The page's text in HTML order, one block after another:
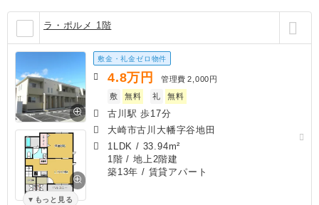
ラ・ポルメ 1階
もっと見る
敷金・礼金ゼロ物件
4.8万円 管理費 2,000円
敷
無料 礼 無料
古川駅 歩17分
大崎市古川大幡字谷地田
1LDK / 33.94m²
1階 / 地上2階建
築13年 / 賃貸アパート